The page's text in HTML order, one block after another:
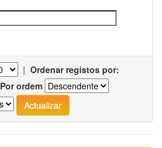
| Ordenar registos por:
Por ordem